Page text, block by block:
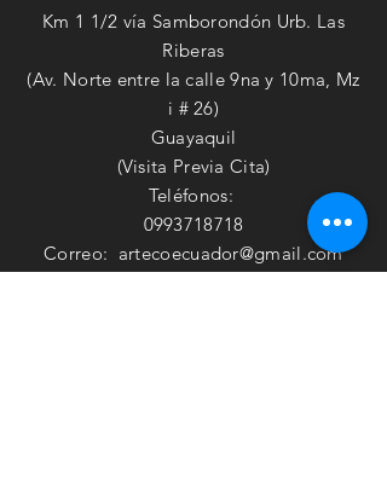
Km 1 1/2 vía Samborondón Urb. Las
Riberas
(Av. Norte entre la calle 9na y 10ma, Mz
i # 26)
Guayaquil
(Visita Previa Cita)
Teléfonos:
0993718718
Correo: artecoecuador@gmail.com